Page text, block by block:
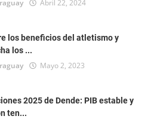
Abril 22, 2024
los beneficios del atletismo y
los ...
Mayo 2, 2023
2025 de Dende: PIB estable y
ten...